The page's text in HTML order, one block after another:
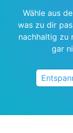
Wähle aus
was zu dir
nachhaltig zu
gar